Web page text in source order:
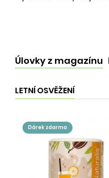
Úlovky z magazínu
LETNÍ OSVĚŽENÍ
dárek zdarma